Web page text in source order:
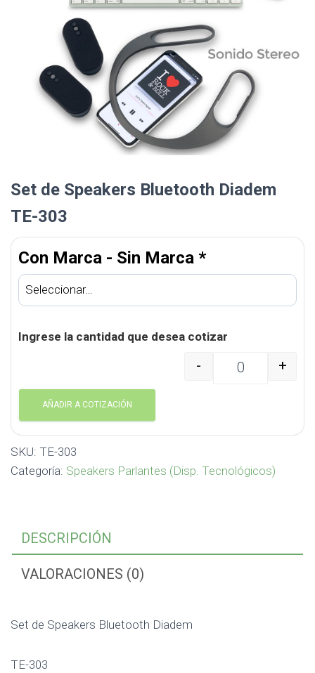
Set de Speakers Bluetooth Diadem
TE-303
Con Marca - Sin Marca *
Ingrese la cantidad que desea cotizar
Set de Speakers
- +
AÑADIR A COTIZACIÓN
SKU: TE-303
Categoría: Speakers Parlantes (Disp. Tecnológicos)
DESCRIPCIÓN
VALORACIONES (0)
Set de Speakers Bluetooth Diadem
TE-303